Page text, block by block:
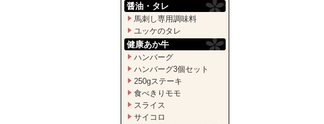
醤油・タレ
馬刺し専用調味料
ユッケのタレ
健康あか牛
ハンバーグ
ハンバーグ3個セット
250gステーキ
食べきりモモ
スライス
サイコロ